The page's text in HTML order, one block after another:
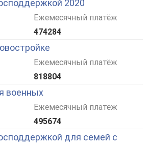
2020
Ежемесячный платёж
474284
Ежемесячный платёж
818804
военных
Ежемесячный платёж
495674
для семей с